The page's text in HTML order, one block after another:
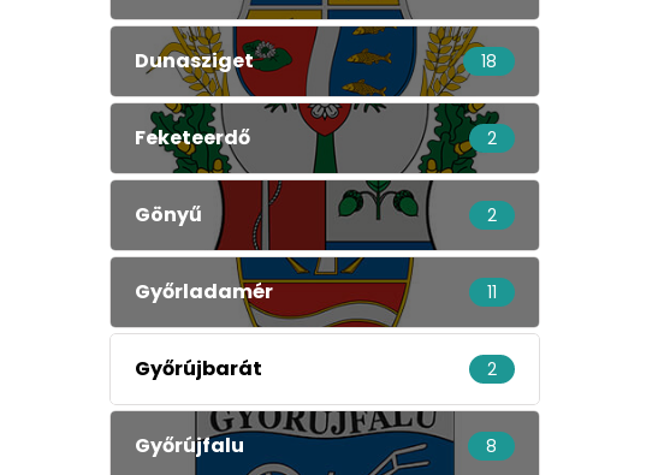
Dunasziget 18
Feketeerdő 2
Gönyű 2
Győrladamér 11
Győrújbarát 2
Győrújfalu 8